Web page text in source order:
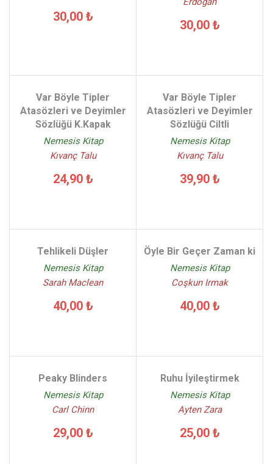
30,00 ₺
30,00 ₺
Var Böyle Tipler
Atasözleri ve Deyimler
Sözlüğü K.Kapak
Nemesis Kitap
Kıvanç Talu
24,90 ₺
Var Böyle Tipler
Atasözleri ve Deyimler
Sözlüğü Ciltli
Nemesis Kitap
Kıvanç Talu
39,90 ₺
Tehlikeli Düşler
Nemesis Kitap
Sarah Maclean
40,00 ₺
Öyle Bir Geçer Zaman ki
Nemesis Kitap
Coşkun Irmak
40,00 ₺
Peaky Blinders
Nemesis Kitap
Carl Chinn
29,00 ₺
Ruhu İyileştirmek
Nemesis Kitap
Ayten Zara
25,00 ₺